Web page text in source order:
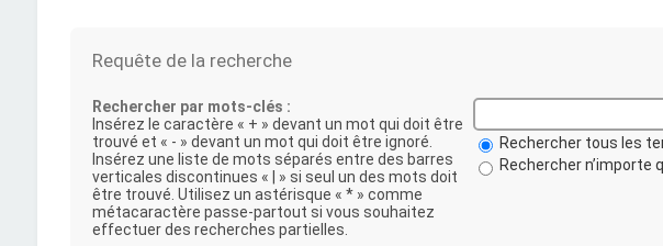
Requête de la recherche
Rechercher par mots-clés :
Insérez le caractère « + » devant un mot qui doit être
trouvé et « - » devant un mot qui doit être ignoré.
Insérez une liste de mots séparés entre des barres
verticales discontinues « | » si seul un des mots doit
être trouvé. Utilisez un astérisque « * » comme
métacaractère passe-partout si vous souhaitez
effectuer des recherches partielles.
Rechercher tous les
Rechercher n’importe